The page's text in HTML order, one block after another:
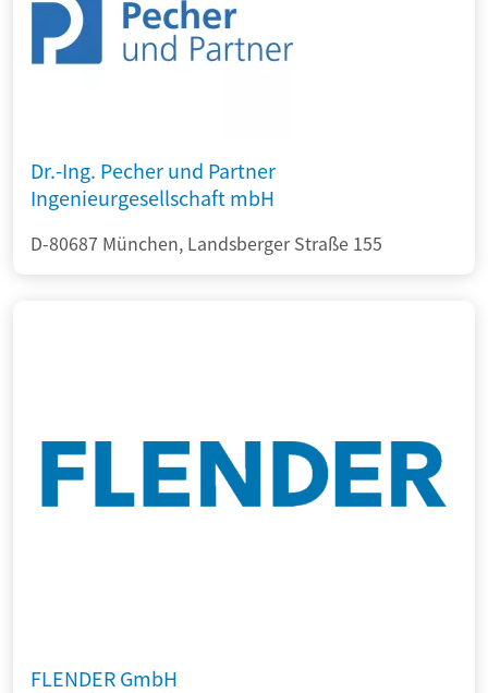
Dr.-Ing. Pecher und Partner
Ingenieurgesellschaft mbH
D-80687 München, Landsberger Straße 155
FLENDER GmbH